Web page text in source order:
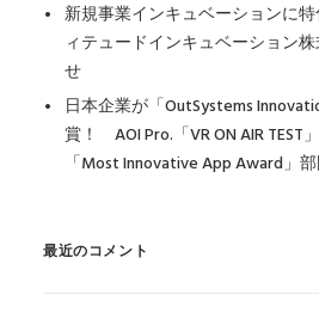
新規事業インキュベーションに
ィテュードインキュベーション
せ
日本企業が「OutSystems
賞！ AOI Pro.「VR ON AIR TEST
「Most Innovative App Award」
最近のコメント